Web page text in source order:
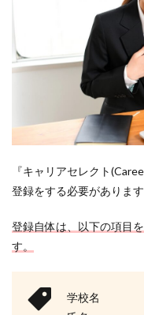
『キャリアセレクト
登録をする必要があります
登録自体は、以下の項目
す。
学校名